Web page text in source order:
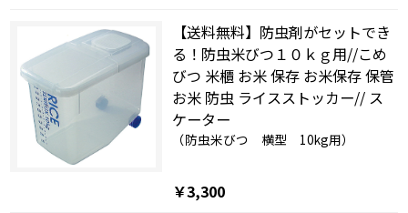
【送料無料】防虫剤がセットでき
る！防虫米びつ１０ｋｇ用//こめ
びつ 米櫃 お米 保存 お米保存 保管
お米 防虫 ライスストッカー// ス
ケーター
（防虫米びつ 横型 10kg用）
￥3,300